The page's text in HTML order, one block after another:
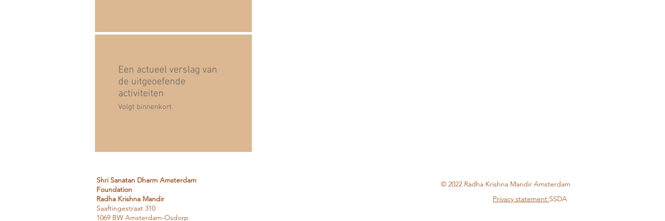
Een actueel verslag van
de uitgeoefende
activiteiten
Volgt binnenkort.
Shri Sanatan Dharm Amsterdam
Foundation
Radha Krishna Mandir
Saaftingestraat 310
1069 BW Amsterdam-Osdorp
© 2022 Radha Krishna Mandir Amsterdam
Privacy statement SSDA